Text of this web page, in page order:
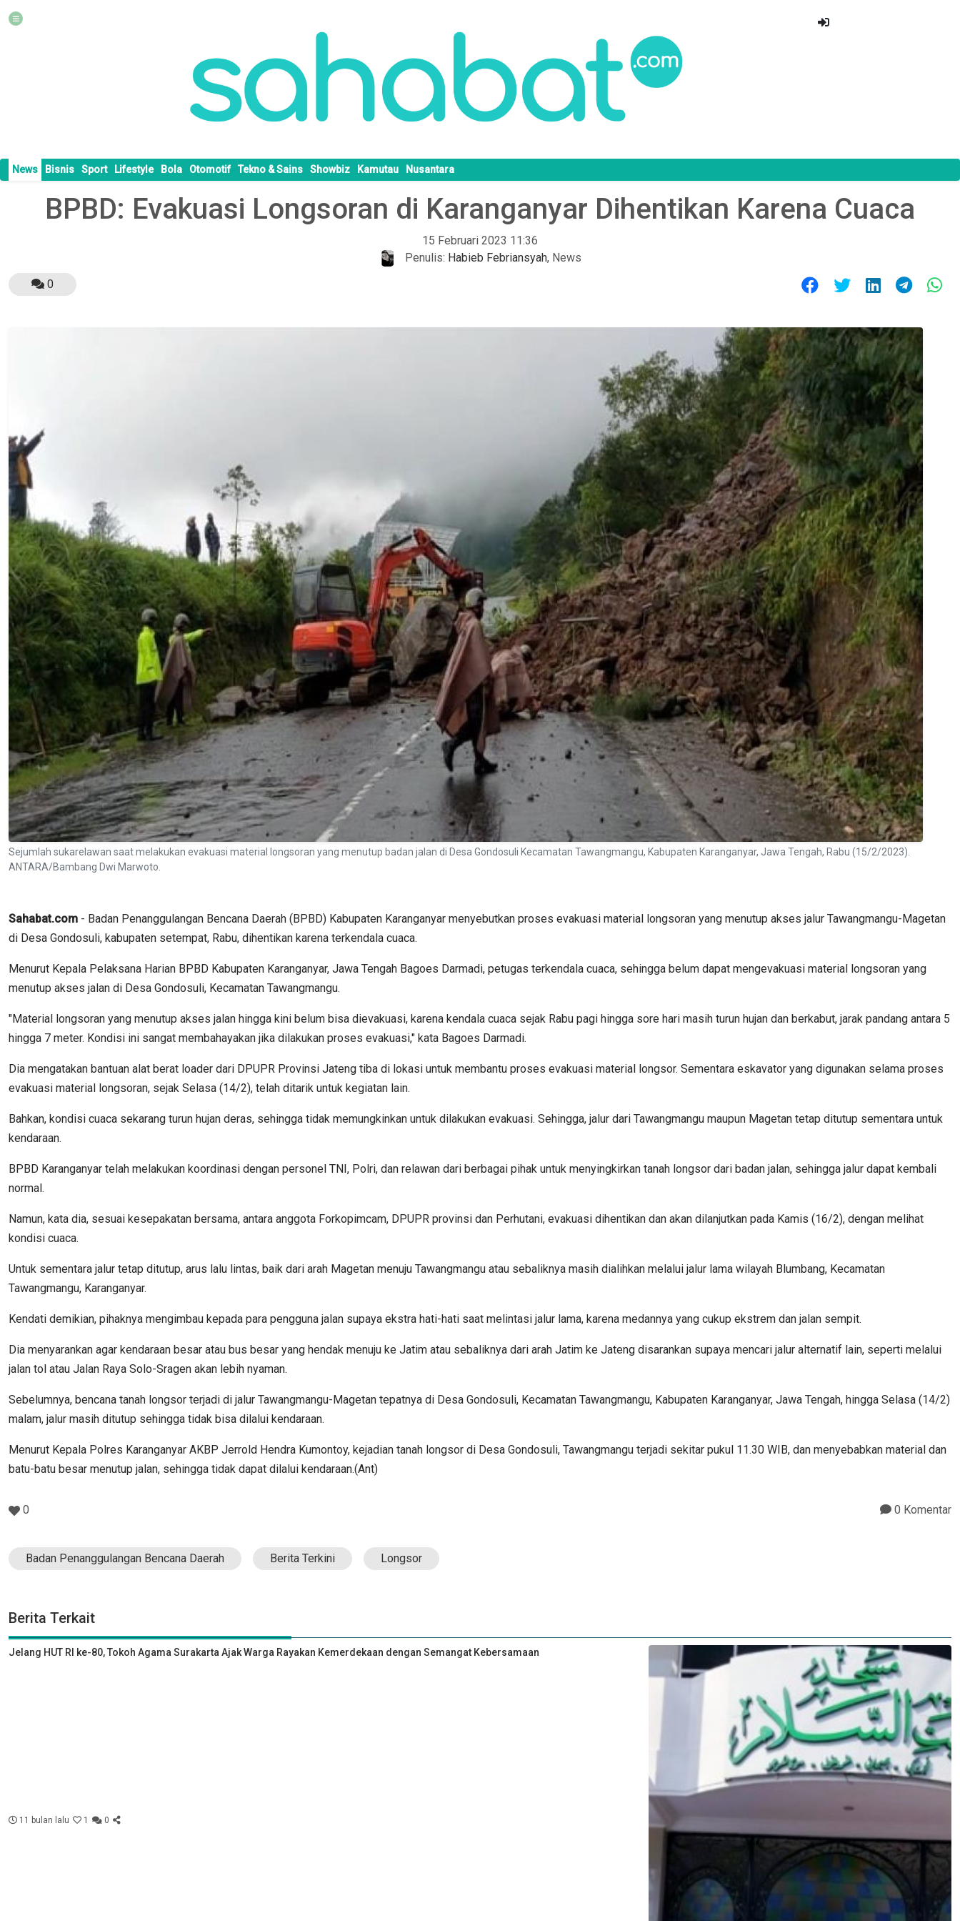
News Bisnis Sport Lifestyle Bola Otomotif Tekno & Sains Showbiz Kamutau Nusantara
BPBD: Evakuasi Longsoran di Karanganyar Dihentikan Karena Cuaca
15 Februari 2023 11:36
Penulis: Habieb Febriansyah, News
0
Sejumlah sukarelawan saat melakukan evakuasi material longsoran yang menutup badan jalan di Desa Gondosuli Kecamatan Tawangmangu, Kabupaten Karanganyar, Jawa Tengah, Rabu (15/2/2023).
ANTARA/Bambang Dwi Marwoto.
Sahabat.com - Badan Penanggulangan Bencana Daerah (BPBD) Kabupaten Karanganyar menyebutkan proses evakuasi material longsoran yang menutup akses jalur Tawangmangu-Magetan
di Desa Gondosuli, kabupaten setempat, Rabu, dihentikan karena terkendala cuaca.
Menurut Kepala Pelaksana Harian BPBD Kabupaten Karanganyar, Jawa Tengah Bagoes Darmadi, petugas terkendala cuaca, sehingga belum dapat mengevakuasi material longsoran yang
menutup akses jalan di Desa Gondosuli, Kecamatan Tawangmangu.
"Material longsoran yang menutup akses jalan hingga kini belum bisa dievakuasi, karena kendala cuaca sejak Rabu pagi hingga sore hari masih turun hujan dan berkabut, jarak pandang antara 5
hingga 7 meter. Kondisi ini sangat membahayakan jika dilakukan proses evakuasi," kata Bagoes Darmadi.
Dia mengatakan bantuan alat berat loader dari DPUPR Provinsi Jateng tiba di lokasi untuk membantu proses evakuasi material longsor. Sementara eskavator yang digunakan selama proses
evakuasi material longsoran, sejak Selasa (14/2), telah ditarik untuk kegiatan lain.
Bahkan, kondisi cuaca sekarang turun hujan deras, sehingga tidak memungkinkan untuk dilakukan evakuasi. Sehingga, jalur dari Tawangmangu maupun Magetan tetap ditutup sementara untuk
kendaraan.
BPBD Karanganyar telah melakukan koordinasi dengan personel TNI, Polri, dan relawan dari berbagai pihak untuk menyingkirkan tanah longsor dari badan jalan, sehingga jalur dapat kembali
normal.
Namun, kata dia, sesuai kesepakatan bersama, antara anggota Forkopimcam, DPUPR provinsi dan Perhutani, evakuasi dihentikan dan akan dilanjutkan pada Kamis (16/2), dengan melihat
kondisi cuaca.
Untuk sementara jalur tetap ditutup, arus lalu lintas, baik dari arah Magetan menuju Tawangmangu atau sebaliknya masih dialihkan melalui jalur lama wilayah Blumbang, Kecamatan
Tawangmangu, Karanganyar.
Kendati demikian, pihaknya mengimbau kepada para pengguna jalan supaya ekstra hati-hati saat melintasi jalur lama, karena medannya yang cukup ekstrem dan jalan sempit.
Dia menyarankan agar kendaraan besar atau bus besar yang hendak menuju ke Jatim atau sebaliknya dari arah Jatim ke Jateng disarankan supaya mencari jalur alternatif lain, seperti melalui
jalan tol atau Jalan Raya Solo-Sragen akan lebih nyaman.
Sebelumnya, bencana tanah longsor terjadi di jalur Tawangmangu-Magetan tepatnya di Desa Gondosuli, Kecamatan Tawangmangu, Kabupaten Karanganyar, Jawa Tengah, hingga Selasa (14/2)
malam, jalur masih ditutup sehingga tidak bisa dilalui kendaraan.
Menurut Kepala Polres Karanganyar AKBP Jerrold Hendra Kumontoy, kejadian tanah longsor di Desa Gondosuli, Tawangmangu terjadi sekitar pukul 11.30 WIB, dan menyebabkan material dan
batu-batu besar menutup jalan, sehingga tidak dapat dilalui kendaraan.(Ant)
0 0 Komentar
Badan Penanggulangan Bencana Daerah Berita Terkini Longsor
Berita Terkait
Jelang HUT RI ke-80, Tokoh Agama Surakarta Ajak Warga Rayakan Kemerdekaan dengan Semangat Kebersamaan
11 bulan lalu 1 0